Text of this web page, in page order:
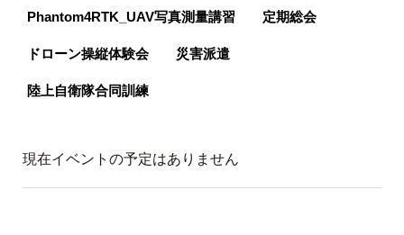
Phantom4RTK_UAV写真測量講習 定期総会
ドローン操縦体験会 災害派遣
陸上自衛隊合同訓練
現在イベントの予定はありません